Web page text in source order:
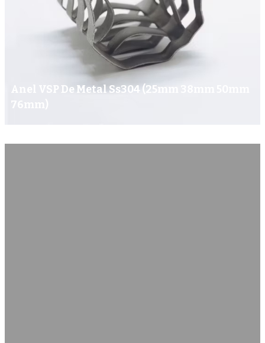
Anel VSP De Metal Ss304 (25mm 38mm 50mm